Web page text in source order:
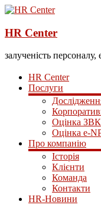
HR Center
залученість
HR Center
Послуги
Оцінка ЗВК
Оцінка e-
Про компанію
Історія
Клієнти
Команда
Контакти
HR-Новини